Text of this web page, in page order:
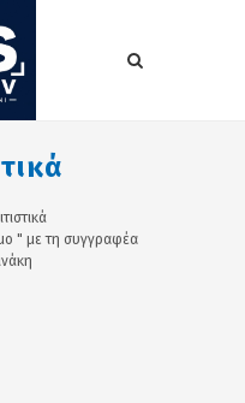
" με τη συγγραφέα